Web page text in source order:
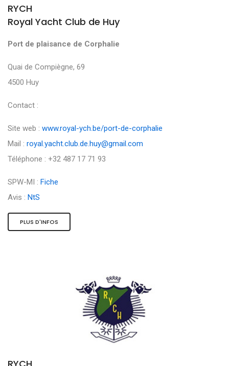
RYCH
Royal Yacht Club de Huy
Port de plaisance de Corphalie
Quai de Compiègne, 69
4500 Huy
Contact :
Site web : www.royal-ych.be/port-de-corphalie
Mail : royal.yacht.club.de.huy@gmail.com
Téléphone : +32 487 17 71 93
SPW-MI : Fiche
Avis : NtS
PLUS D'INFOS